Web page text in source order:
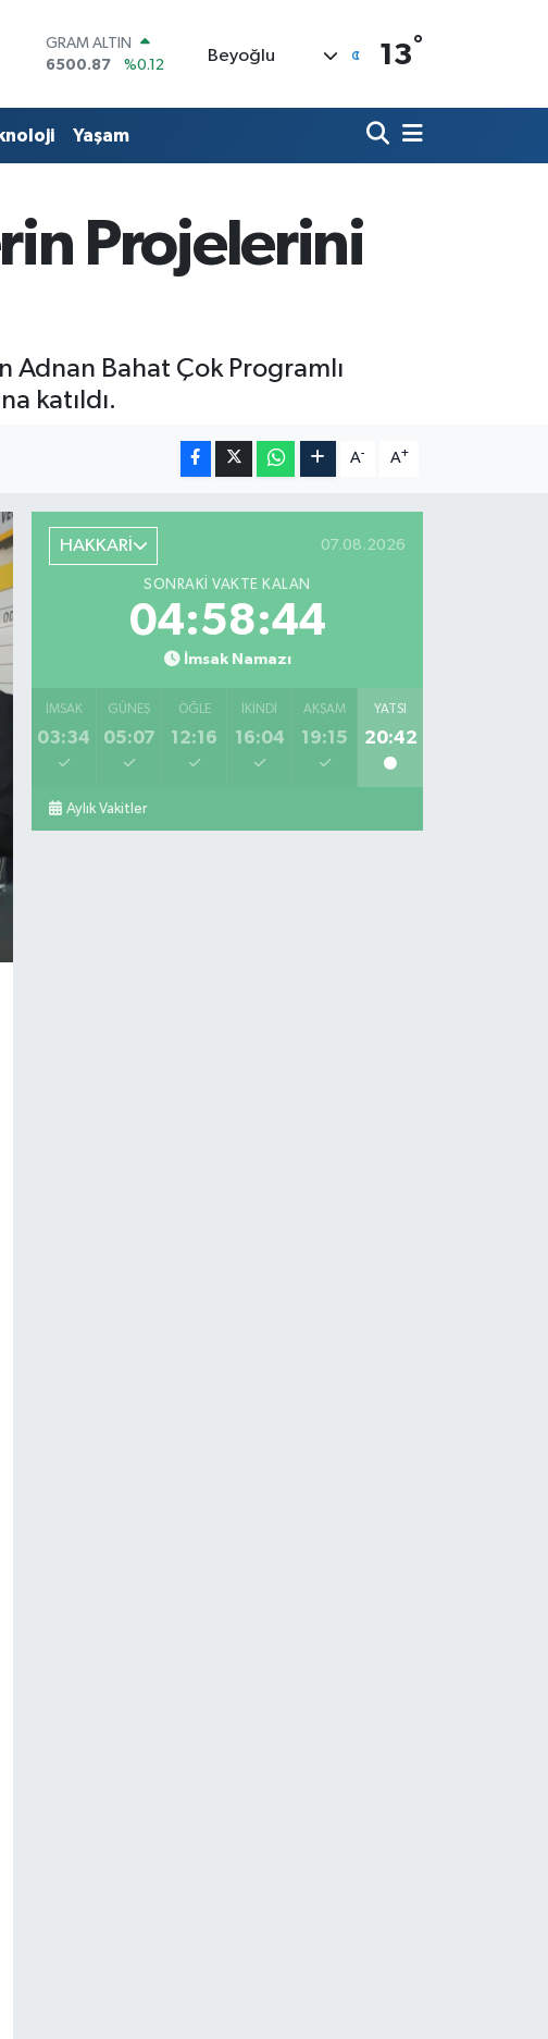
BİST100
13.799
%70
0,00
%0
DOLAR
STERLİN
64,2143
%0
Beyoğlu 13°
Yaşam
Projelerini
Adnan Bahat Çok Programlı
katıldı.
A- A+
HAKKARİ 07.08.2026
SONRAKI VAKTE KALAN
04:58:43
İmsak Namazı
İMSAK
03:34
GÜNEŞ
05:07
ÖĞLE
12:16
İKINDI
16:04
AKŞAM
19:15
YATSI
20:42
Aylık Vakitler